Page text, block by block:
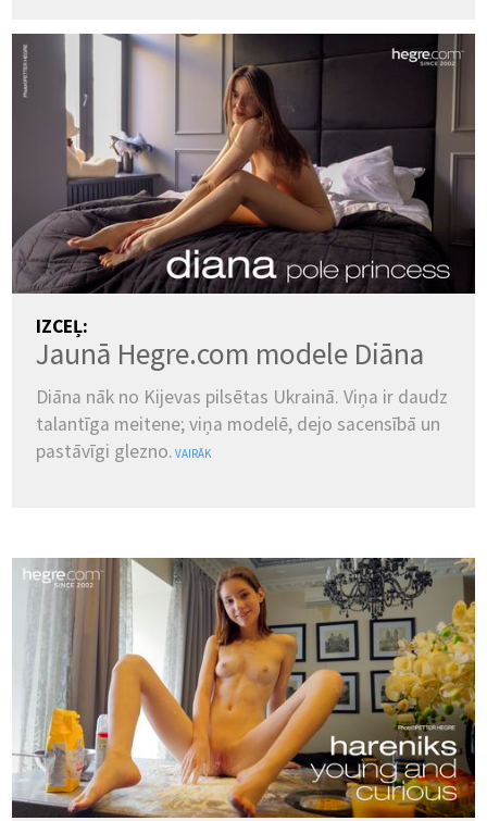
IZCEĻ:
Jaunā Hegre.com modele Diāna
Diāna nāk no Kijevas pilsētas Ukrainā. Viņa ir daudz
talantīga meitene; viņa modelē, dejo sacensībā un
pastāvīgi glezno. VAIRĀK